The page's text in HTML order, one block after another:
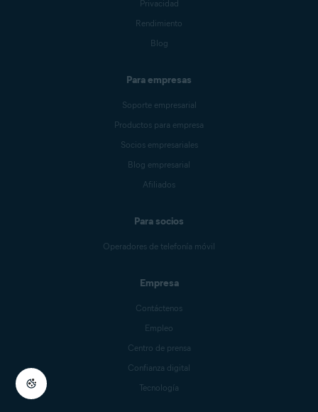
Privacidad
Rendimiento
Blog
Para empresas
Soporte empresarial
Productos para empresa
Socios empresariales
Blog empresarial
Afiliados
Para socios
Operadores de telefonía móvil
Empresa
Contáctenos
Empleo
Centro de prensa
Confianza digital
Tecnología